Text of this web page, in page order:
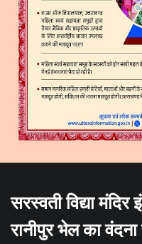
सरस्वती विद्या
रानीपुर भेल का